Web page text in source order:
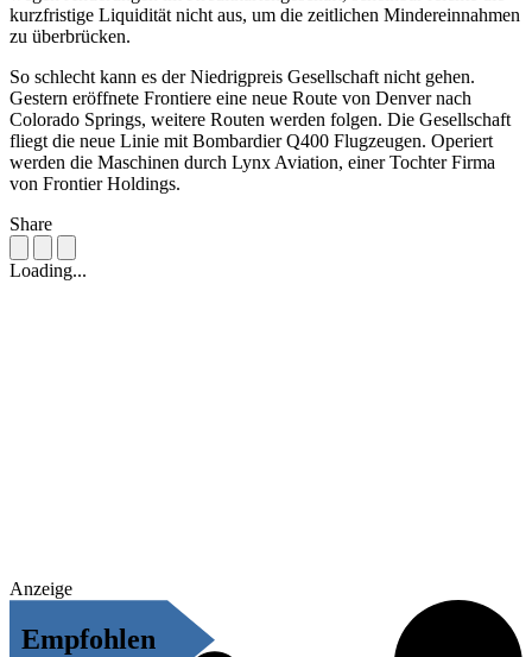
kurzfristige Liquidität nicht aus, um die zeitlichen Mindereinnahmen
zu überbrücken.
So schlecht kann es der Niedrigpreis Gesellschaft nicht gehen.
Gestern eröffnete Frontiere eine neue Route von Denver nach
Colorado Springs, weitere Routen werden folgen. Die Gesellschaft
fliegt die neue Linie mit Bombardier Q400 Flugzeugen. Operiert
werden die Maschinen durch Lynx Aviation, einer Tochter Firma
von Frontier Holdings.
Share
Loading...
Anzeige
Empfohlen